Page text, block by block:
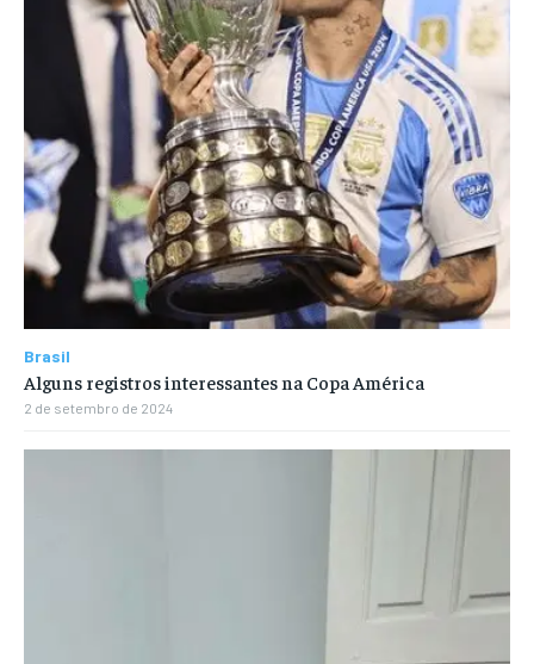
Brasil
Alguns registros interessantes na Copa América
2 de setembro de 2024